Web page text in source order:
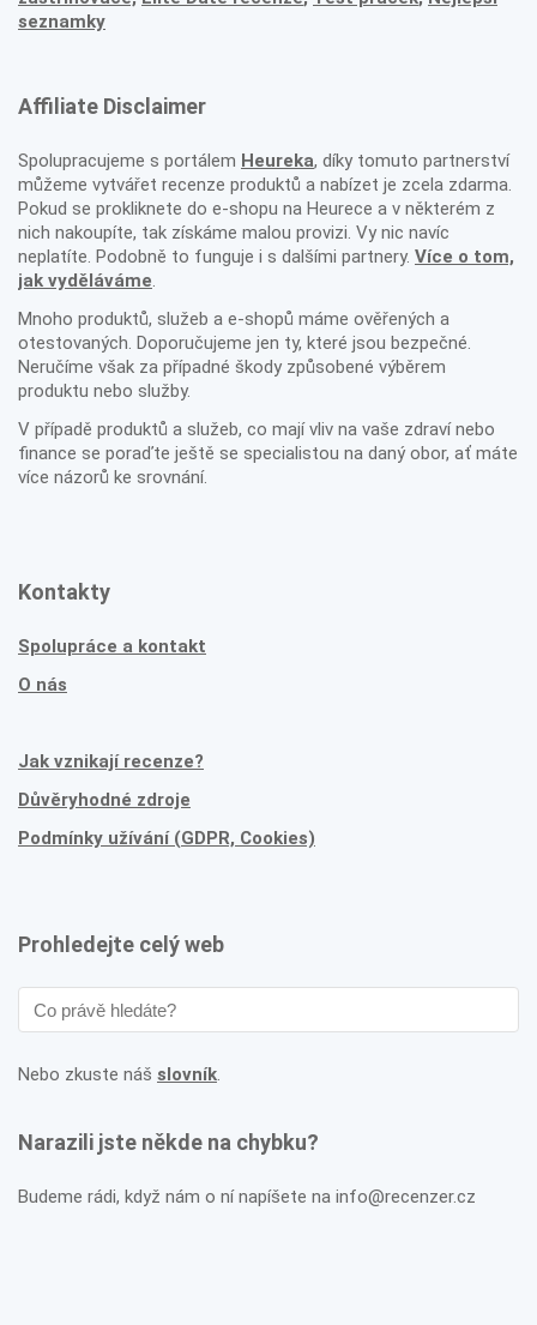
seznamky
Affiliate Disclaimer
Spolupracujeme s portálem Heureka, díky tomuto partnerství
můžeme vytvářet recenze produktů a nabízet je zcela zdarma.
Pokud se prokliknete do e-shopu na Heurece a v některém z
nich nakoupíte, tak získáme malou provizi. Vy nic navíc
neplatíte. Podobně to funguje i s dalšími partnery. Více o tom,
jak vyděláváme.
Mnoho produktů, služeb a e-shopů máme ověřených a
otestovaných. Doporučujeme jen ty, které jsou bezpečné.
Neručíme však za případné škody způsobené výběrem
produktu nebo služby.
V případě produktů a služeb, co mají vliv na vaše zdraví nebo
finance se poraďte ještě se specialistou na daný obor, ať máte
více názorů ke srovnání.
Kontakty
Spolupráce a kontakt
O nás
Jak vznikají recenze?
Důvěryhodné zdroje
Podmínky užívání (GDPR, Cookies)
Prohledejte celý web
Nebo zkuste náš slovník.
Narazili jste někde na chybku?
Budeme rádi, když nám o ní napíšete na info@recenzer.cz